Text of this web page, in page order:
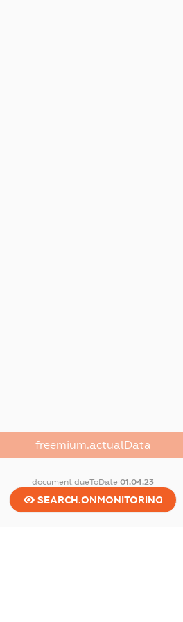
freemium.actualData
document.dueToDate01.04.23
SEARCH.ONMONITORING